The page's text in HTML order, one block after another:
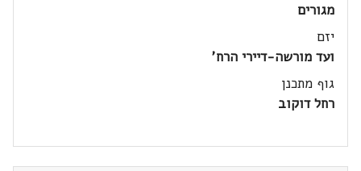
מגורים
יזם
ועד מורשה-דיירי הרח'
גוף מתכנן
רחל דוקוב